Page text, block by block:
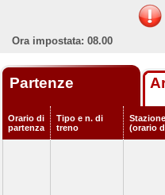
Ora impostata: 08.00
Partenze
Orario di
partenza
Tipo e n. di
treno
(orario